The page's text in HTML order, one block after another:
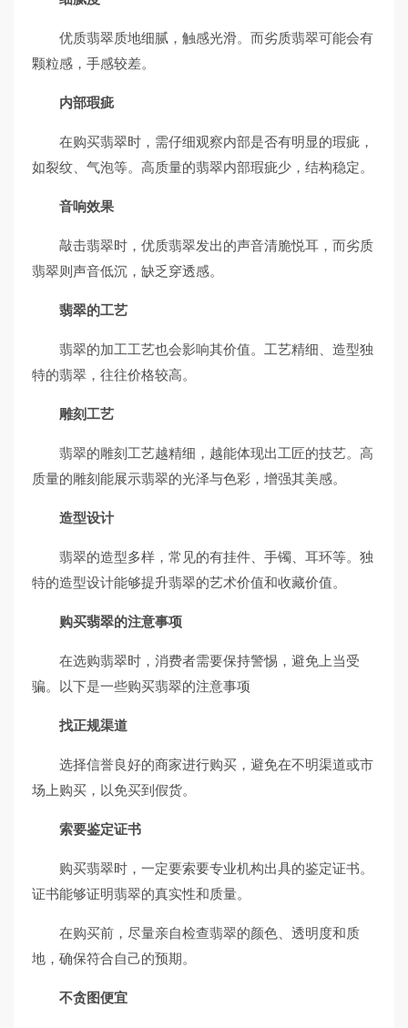
优质翡翠质地细腻，触感光滑。而劣质翡翠可能会有
颗粒感，手感较差。
内部瑕疵
在购买翡翠时，需仔细观察内部是否有明显的瑕疵，
如裂纹、气泡等。高质量的翡翠内部瑕疵少，结构稳定。
音响效果
敲击翡翠时，优质翡翠发出的声音清脆悦耳，而劣质
翡翠则声音低沉，缺乏穿透感。
翡翠的工艺
翡翠的加工工艺也会影响其价值。工艺精细、造型独
特的翡翠，往往价格较高。
雕刻工艺
翡翠的雕刻工艺越精细，越能体现出工匠的技艺。高
质量的雕刻能展示翡翠的光泽与色彩，增强其美感。
造型设计
翡翠的造型多样，常见的有挂件、手镯、耳环等。独
特的造型设计能够提升翡翠的艺术价值和收藏价值。
购买翡翠的注意事项
在选购翡翠时，消费者需要保持警惕，避免上当受
骗。以下是一些购买翡翠的注意事项
找正规渠道
选择信誉良好的商家进行购买，避免在不明渠道或市
场上购买，以免买到假货。
索要鉴定证书
购买翡翠时，一定要索要专业机构出具的鉴定证书。
证书能够证明翡翠的真实性和质量。
在购买前，尽量亲自检查翡翠的颜色、透明度和质
地，确保符合自己的预期。
不贪图便宜